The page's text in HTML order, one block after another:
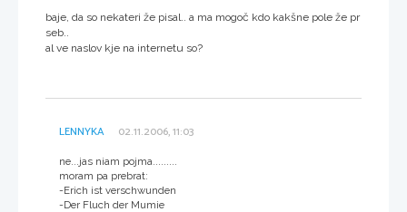
baje, da so nekateri že pisal.. a ma mogoč kdo kakšne pole že pr
seb..
al ve naslov kje na internetu so?
LENNYKA 02.11.2006, 11:03
ne...jas niam pojma.........
moram pa prebrat:
-Erich ist verschwunden
-Der Fluch der Mumie